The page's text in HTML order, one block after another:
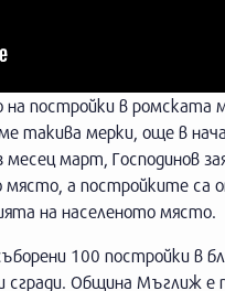
постройки в
такива мерки, още в
март, Господинов
а постройките са
на населеното място.
100 постройки в
сгради. Община Мъглиж